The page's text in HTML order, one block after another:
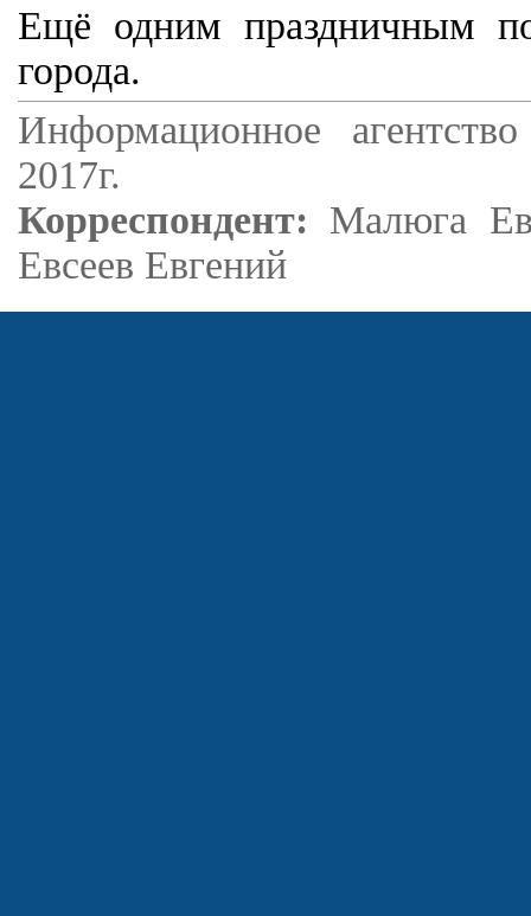
Ещё одним праздничным
города.
Информационное
2017г.
Корреспондент: Малюга
Евсеев Евгений